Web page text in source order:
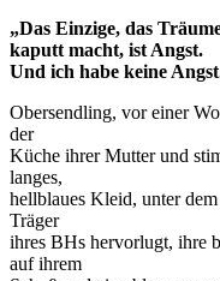
„Das Einzige, das
kaputt macht, ist Angst.
Und ich habe keine
Obersendling, vor einer
der
Küche ihrer Mutter und
langes,
hellblaues Kleid, unter
Träger
ihres BHs hervorlugt, ihre
auf ihrem